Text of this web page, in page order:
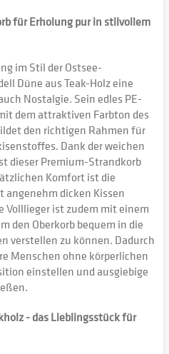
für Erholung pur in stilvollem
im Stil der Ostsee-
Düne aus Teak-Holz eine
Nostalgie. Sein edles PE-
dem attraktiven Farbton des
den richtigen Rahmen für
Dank der weichen
dieser Premium-Strandkorb
Komfort ist die
dicken Kissen
Volllieger ist zudem mit einem
den Oberkorb bequem in die
verstellen zu können. Dadurch
Menschen ohne körperlichen
einstellen und ausgiebige
- das Lieblingsstück für